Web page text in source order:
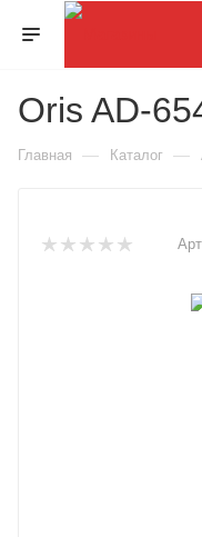
Oris AD-
Главная — Каталог —